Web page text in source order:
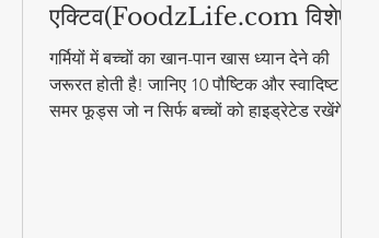
एक्टिव(FoodzLife.com विशेष)
गर्मियों में बच्चों का खान-पान खास ध्यान देने की
जरूरत होती है! जानिए 10 पौष्टिक और स्वादिष्ट
समर फूड्स जो न सिर्फ बच्चों को हाइड्रेटेड रखेंगे,